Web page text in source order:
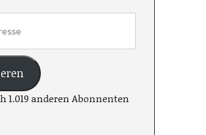
1.019 anderen Abonnenten